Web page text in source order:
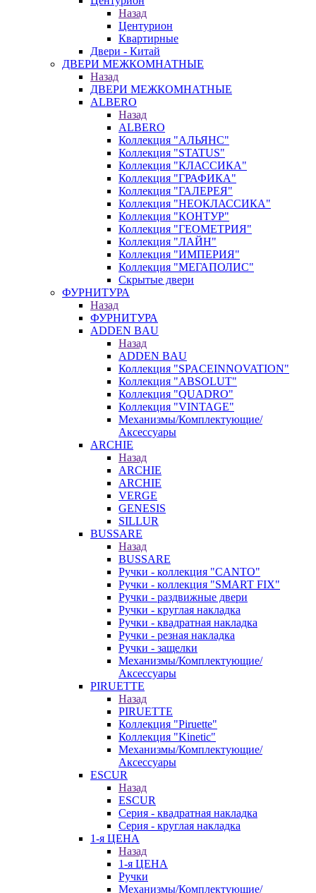
Назад
Центурион
Квартирные
Двери - Китай
ДВЕРИ МЕЖКОМНАТНЫЕ
Назад
ДВЕРИ МЕЖКОМНАТНЫЕ
ALBERO
Назад
ALBERO
Коллекция "АЛЬЯНС"
Коллекция "STATUS"
Коллекция "КЛАССИКА"
Коллекция "ГРАФИКА"
Коллекция "ГАЛЕРЕЯ"
Коллекция "НЕОКЛАССИКА"
Коллекция "КОНТУР"
Коллекция "ГЕОМЕТРИЯ"
Коллекция "ЛАЙН"
Коллекция "ИМПЕРИЯ"
Коллекция "МЕГАПОЛИС"
Скрытые двери
ФУРНИТУРА
Назад
ФУРНИТУРА
ADDEN BAU
Назад
ADDEN BAU
Коллекция "SPACEINNOVATION"
Коллекция "ABSOLUT"
Коллекция "QUADRO"
Коллекция "VINTAGE"
Механизмы/Комплектующие/
Аксессуары
ARCHIE
Назад
ARCHIE
ARCHIE
VERGE
GENESIS
SILLUR
BUSSARE
Назад
BUSSARE
Ручки - коллекция "CANTO"
Ручки - коллекция "SMART FIX"
Ручки - раздвижные двери
Ручки - круглая накладка
Ручки - квадратная накладка
Ручки - резная накладка
Ручки - защелки
Механизмы/Комплектующие/
Аксессуары
PIRUETTE
Назад
PIRUETTE
Коллекция "Piruette"
Коллекция "Kinetic"
Механизмы/Комплектующие/
Аксессуары
ESCUR
Назад
ESCUR
Серия - квадратная накладка
Серия - круглая накладка
1-я ЦЕНА
Назад
1-я ЦЕНА
Ручки
Механизмы/Комплектующие/